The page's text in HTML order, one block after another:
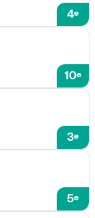
4e
10e
3e
5e